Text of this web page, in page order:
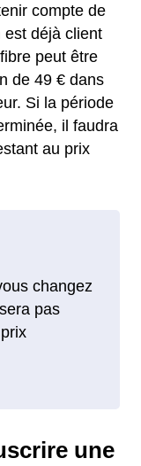
compte de
est déjà client
peut être
de 49 € dans
Si la période
il faudra
au prix
changez
pas
une